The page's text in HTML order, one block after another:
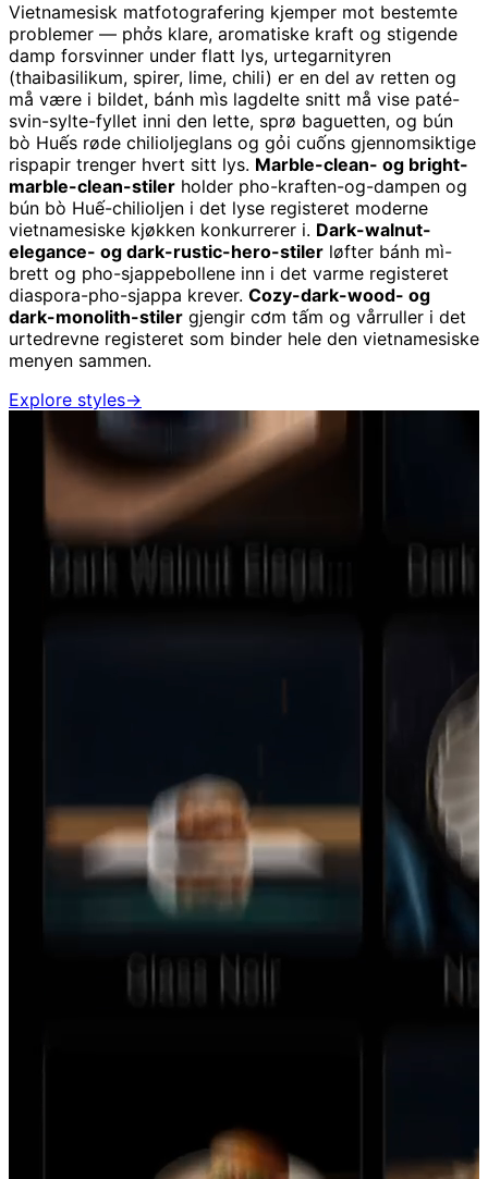
Vietnamesisk matfotografering kjemper mot bestemte
problemer — phởs klare, aromatiske kraft og stigende
damp forsvinner under flatt lys, urtegarnityren
(thaibasilikum, spirer, lime, chili) er en del av retten og
må være i bildet, bánh mìs lagdelte snitt må vise paté-
svin-sylte-fyllet inni den lette, sprø baguetten, og bún
bò Huếs røde chilioljeglans og gỏi cuốns gjennomsiktige
rispapir trenger hvert sitt lys. Marble-clean- og bright-
marble-clean-stiler holder pho-kraften-og-dampen og
bún bò Huế-chilioljen i det lyse registeret moderne
vietnamesiske kjøkken konkurrerer i. Dark-walnut-
elegance- og dark-rustic-hero-stiler løfter bánh mì-
brett og pho-sjappebollene inn i det varme registeret
diaspora-pho-sjappa krever. Cozy-dark-wood- og
dark-monolith-stiler gjengir cơm tấm og vårruller i det
urtedrevne registeret som binder hele den vietnamesiske
menyen sammen.
Explore styles→